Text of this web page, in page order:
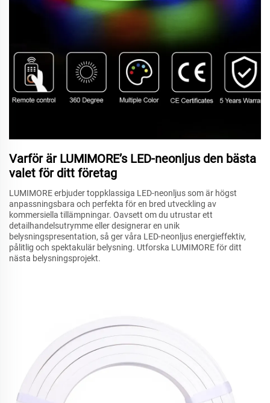
Varför är LUMIMORE’s LED-neonljus den bästa
valet för ditt företag
LUMIMORE erbjuder toppklassiga LED-neonljus som är högst
anpassningsbara och perfekta för en bred utveckling av
kommersiella tillämpningar. Oavsett om du utrustar ett
detailhandelsutrymme eller designerar en unik
belysningspresentation, så ger våra LED-neonljus energieffektiv,
pålitlig och spektakulär belysning. Utforska LUMIMORE för ditt
nästa belysningsprojekt.